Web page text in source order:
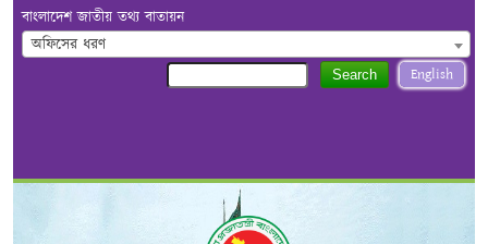
বাংলাদেশ জাতীয় তথ্য বাতায়ন
অফিসের ধরণ
English
Search